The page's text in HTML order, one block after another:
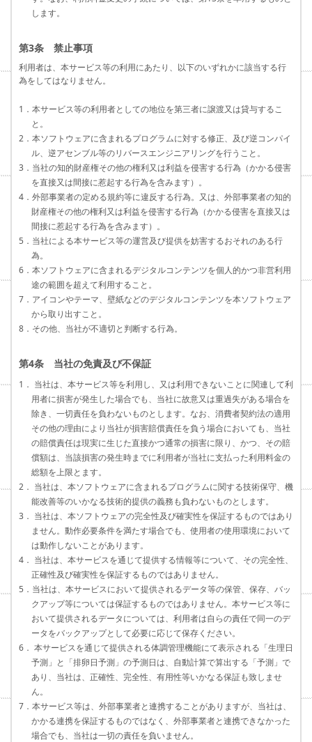
します。
第3条 禁止事項
利用者は、本サービス等の利用にあたり、以下のいずれかに該当する行
為をしてはなりません。
1．本サービス等の利用者としての地位を第三者に譲渡又は貸与するこ
と。
2．本ソフトウェアに含まれるプログラムに対する修正、及び逆コンパイ
ル、逆アセンブル等のリバースエンジニアリングを行うこと。
3．当社の知的財産権その他の権利又は利益を侵害する行為（かかる侵害
を直接又は間接に惹起する行為を含みます）。
4．外部事業者の定める規約等に違反する行為。又は、外部事業者の知的
財産権その他の権利又は利益を侵害する行為（かかる侵害を直接又は
間接に惹起する行為を含みます）。
5．当社による本サービス等の運営及び提供を妨害するおそれのある行
為。
6．本ソフトウェアに含まれるデジタルコンテンツを個人的かつ非営利用
途の範囲を超えて利用すること。
7．アイコンやテーマ、壁紙などのデジタルコンテンツを本ソフトウェア
から取り出すこと。
8．その他、当社が不適切と判断する行為。
第4条 当社の免責及び不保証
1． 当社は、本サービス等を利用し、又は利用できないことに関連して利
用者に損害が発生した場合でも、当社に故意又は重過失がある場合を
除き、一切責任を負わないものとします。なお、消費者契約法の適用
その他の理由により当社が損害賠償責任を負う場合においても、当社
の賠償責任は現実に生じた直接かつ通常の損害に限り、かつ、その賠
償額は、当該損害の発生時までに利用者が当社に支払った利用料金の
総額を上限とます。
2． 当社は、本ソフトウェアに含まれるプログラムに関する技術保守、機
能改善等のいかなる技術的提供の義務も負わないものとします。
3． 当社は、本ソフトウェアの完全性及び確実性を保証するものではあり
ません。動作必要条件を満たす場合でも、使用者の使用環境において
は動作しないことがあります。
4． 当社は、本サービスを通じて提供する情報等について、その完全性、
正確性及び確実性を保証するものではありません。
5．当社は、本サービスにおいて提供されるデータ等の保管、保存、バッ
クアップ等については保証するものではありません。本サービス等に
おいて提供されるデータについては、利用者は自らの責任で同一のデ
ータをバックアップとして必要に応じて保存ください。
6． 本サービスを通じて提供される体調管理機能にて表示される「生理日
予測」と「排卵日予測」の予測日は、自動計算で算出する「予測」で
あり、当社は、正確性、完全性、有用性等いかなる保証も致しませ
ん。
7．本サービス等は、外部事業者と連携することがありますが、当社は、
かかる連携を保証するものではなく、外部事業者と連携できなかった
場合でも、当社は一切の責任を負いません。